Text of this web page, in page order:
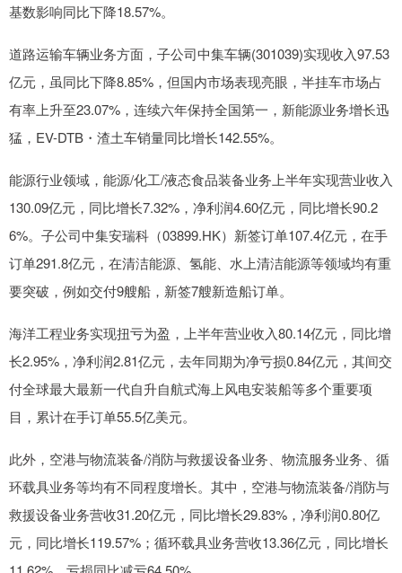
基数影响同比下降18.57%。
道路运输车辆业务方面，子公司中集车辆(301039)实现收入97.53
亿元，虽同比下降8.85%，但国内市场表现亮眼，半挂车市场占
有率上升至23.07%，连续六年保持全国第一，新能源业务增长迅
猛，EV-DTB・渣土车销量同比增长142.55%。
能源行业领域，能源/化工/液态食品装备业务上半年实现营业收入
130.09亿元，同比增长7.32%，净利润4.60亿元，同比增长90.2
6%。子公司中集安瑞科（03899.HK）新签订单107.4亿元，在手
订单291.8亿元，在清洁能源、氢能、水上清洁能源等领域均有重
要突破，例如交付9艘船，新签7艘新造船订单。
海洋工程业务实现扭亏为盈，上半年营业收入80.14亿元，同比增
长2.95%，净利润2.81亿元，去年同期为净亏损0.84亿元，其间交
付全球最大最新一代自升自航式海上风电安装船等多个重要项
目，累计在手订单55.5亿美元。
此外，空港与物流装备/消防与救援设备业务、物流服务业务、循
环载具业务等均有不同程度增长。其中，空港与物流装备/消防与
救援设备业务营收31.20亿元，同比增长29.83%，净利润0.80亿
元，同比增长119.57%；循环载具业务营收13.36亿元，同比增长